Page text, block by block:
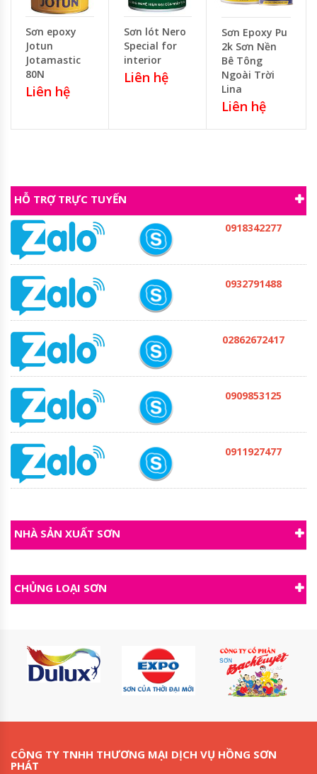
Sơn epoxy
Jotun
Jotamastic
80N
Liên hệ
Sơn lót Nero
Special for
interior
Liên hệ
Sơn Epoxy Pu
2k Sơn Nền
Bê Tông
Ngoài Trời
Lina
Liên hệ
HỖ TRỢ TRỰC TUYẾN
0918342277
0932791488
02862672417
0909853125
0911927477
NHÀ SẢN XUẤT SƠN
CHỦNG LOẠI SƠN
CÔNG TY TNHH THƯƠNG MẠI DỊCH VỤ HỒNG SƠN
PHÁT